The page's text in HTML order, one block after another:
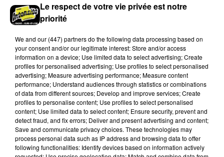
5 août 2026
CHÂTEAUDUN - FESTIVAL ALIMENTERRE :
UNE PAUSE GOURMANDE AUX SAVEURS...
Jeudi 29 octobre et 19 novembre de 9h00 à 13h00,
sur la marché de la place du 18 octobre : Une pause
gourmande aux saveurs de Beauce ! Festival
AlimenTerre.
Le respect de votre vie privée est notre
priorité
We and our (447) partnersdo the following data processing based on
your consent and/or our legitimate interest: Store and/or access
information on a device; Use limited data to select advertising; Create
profiles for personalised advertising; Use profiles to select personalised
advertising; Measure advertising performance; Measure content
performance; Understand audiences through statistics or combinations
of data from different sources; Develop and improve services; Create
profiles to personalise content; Use profiles to select personalised
content; Use limited data to select content; Ensure security, prevent and
detect fraud, and fix errors; Deliver and present advertising and content;
Save and communicate privacy choices. These technologies may
process personal data such as IP address and browsing data to offer
following functionalities: Identify devices based on information actively